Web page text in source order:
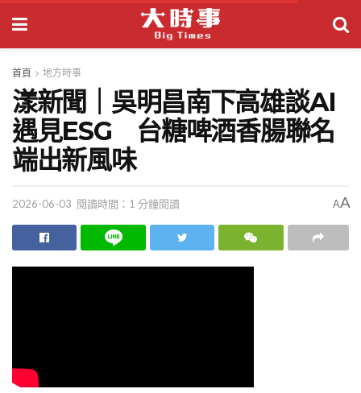
首頁 地方時事
漾新聞｜吳明昌南下高雄談AI
遇見ESG 台糖啤酒香腸聯名
端出新風味
2026-06-03 閱讀時間：1 分鐘閱讀 AA